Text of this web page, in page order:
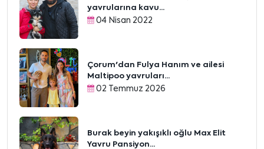
yavrularına kavu...
04 Nisan 2022
Çorum'dan Fulya Hanım ve ailesi
Maltipoo yavruları...
02 Temmuz 2026
Burak beyin yakışıklı oğlu Max Elit
Yavru Pansiyon...